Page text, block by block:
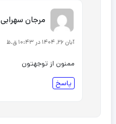
مرجان سهرابی
آبان 26, 1404 در 10:43 ق.ظ
ممنون از توجهتون
پاسخ